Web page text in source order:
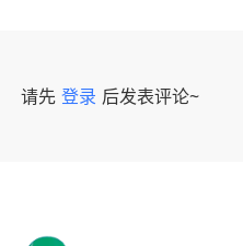
请先 登录 后发表评论~